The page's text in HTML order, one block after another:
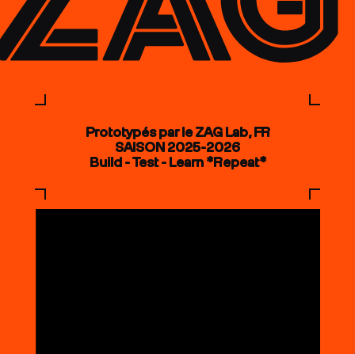
Prototypés par le ZAG Lab, FR
SAISON 2025-2026
Build - Test - Learn *Repeat*